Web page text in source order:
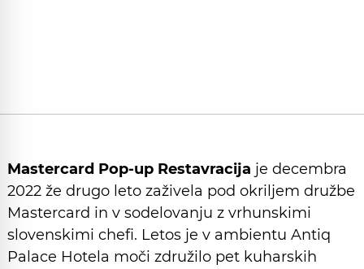
Mastercard Pop-up Restavracija je decembra
2022 že drugo leto zaživela pod okriljem družbe
Mastercard in v sodelovanju z vrhunskimi
slovenskimi chefi. Letos je v ambientu Antiq
Palace Hotela moči združilo pet kuharskih